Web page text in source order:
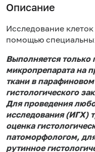
Описание
Исследование
помощью
Выполняется только
микропрепарата на
ткани в
гистологического
Для проведения
исследования (ИГХ)
оценка
патоморфологом,
рутинное